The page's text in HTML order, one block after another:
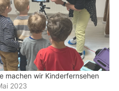
machen wir Kinderfernsehen
2023